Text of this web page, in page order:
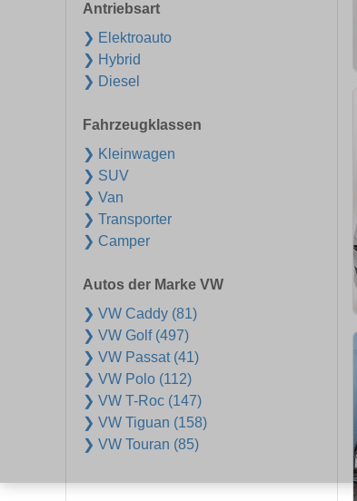
Antriebsart
❯ Elektroauto
❯ Hybrid
❯ Diesel
Fahrzeugklassen
❯ Kleinwagen
❯ SUV
❯ Van
❯ Transporter
❯ Camper
Autos der Marke VW
❯ VW Caddy (81)
❯ VW Golf (497)
❯ VW Passat (41)
❯ VW Polo (112)
❯ VW T-Roc (147)
❯ VW Tiguan (158)
❯ VW Touran (85)